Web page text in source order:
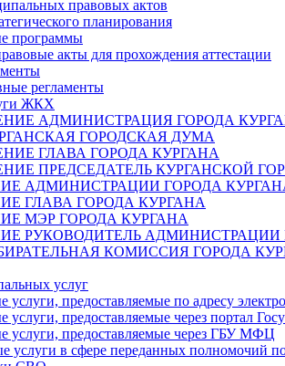
правовых актов
планирования
программы
акты для прохождения аттестации
регламенты
ЖКХ
АДМИНИСТРАЦИЯ ГОРОДА
ГОРОДСКАЯ ДУМА
ГЛАВА ГОРОДА КУРГАНА
ПРЕДСЕДАТЕЛЬ КУРГАНСКОЙ
АДМИНИСТРАЦИИ ГОРОДА
ГЛАВА ГОРОДА КУРГАНА
МЭР ГОРОДА КУРГАНА
РУКОВОДИТЕЛЬ АДМИНИСТРАЦИИ
КОМИССИЯ ГОРОДА
услуг
предоставляемые по адресу
предоставляемые через портал
услуги, предоставляемые через ГБУ МФЦ
услуги в сфере переданных полномочий